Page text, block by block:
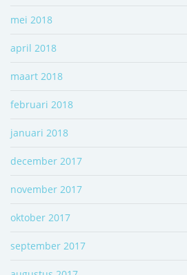
mei 2018
april 2018
maart 2018
februari 2018
januari 2018
december 2017
november 2017
oktober 2017
september 2017